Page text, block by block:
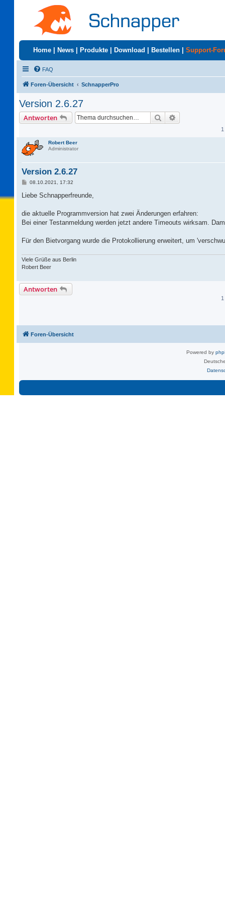
Home News Produkte Download Bestellen Support-
FAQ
Foren-Übersicht SchnapperPro
Version 2.6.27
Antworten Suche
Robert Beer
Administrator
Version 2.6.27
B
i
a
08.10.2021, 17:32
Liebe Schnapperfreunde,
die aktuelle Programmversion hat zwei Änderungen erfahren:
Bei einer Testanmeldung werden jetzt andere Timeouts wirksam.
Für den Bietvorgang wurde die Protokollierung erweitert, um
Viele Grüße aus Berlin
Robert Beer
Antworten
Foren-Übersicht
Powered by